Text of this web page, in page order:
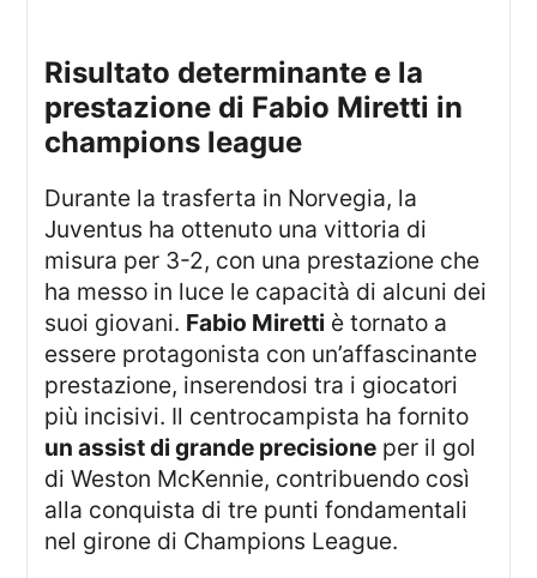
risultato determinante e la
prestazione di Fabio Miretti in
champions league
Durante la trasferta in Norvegia, la
Juventus ha ottenuto una vittoria di
misura per 3-2, con una prestazione che
ha messo in luce le capacità di alcuni dei
suoi giovani. Fabio Miretti è tornato a
essere protagonista con un’affascinante
prestazione, inserendosi tra i giocatori
più incisivi. Il centrocampista ha fornito
un assist di grande precisione per il gol
di Weston McKennie, contribuendo così
alla conquista di tre punti fondamentali
nel girone di Champions League.